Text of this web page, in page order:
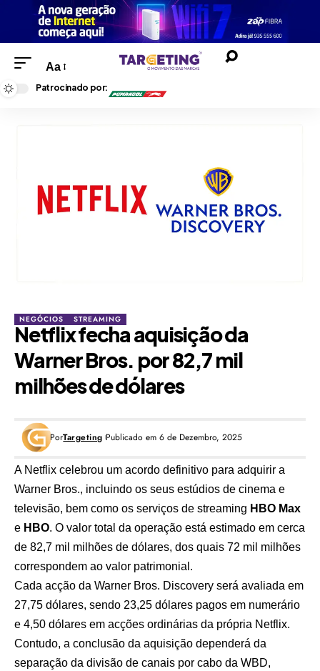
Aa
Patrocinado por:
NEGÓCIOS STREAMING
Netflix fecha aquisição da
Warner Bros. por 82,7 mil
milhões de dólares
PorTargeting Publicado em 6 de Dezembro, 2025
A Netflix celebrou um acordo definitivo para adquirir a
Warner Bros., incluindo os seus estúdios de cinema e
televisão, bem como os serviços de streaming HBO Max
e HBO. O valor total da operação está estimado em cerca
de 82,7 mil milhões de dólares, dos quais 72 mil milhões
correspondem ao valor patrimonial.
Cada acção da Warner Bros. Discovery será avaliada em
27,75 dólares, sendo 23,25 dólares pagos em numerário
e 4,50 dólares em acções ordinárias da própria Netflix.
Contudo, a conclusão da aquisição dependerá da
separação da divisão de canais por cabo da WBD,